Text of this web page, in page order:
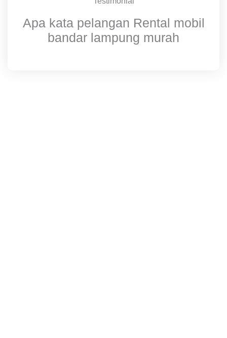
Apa kata pelangan Rental mobil
bandar lampung murah